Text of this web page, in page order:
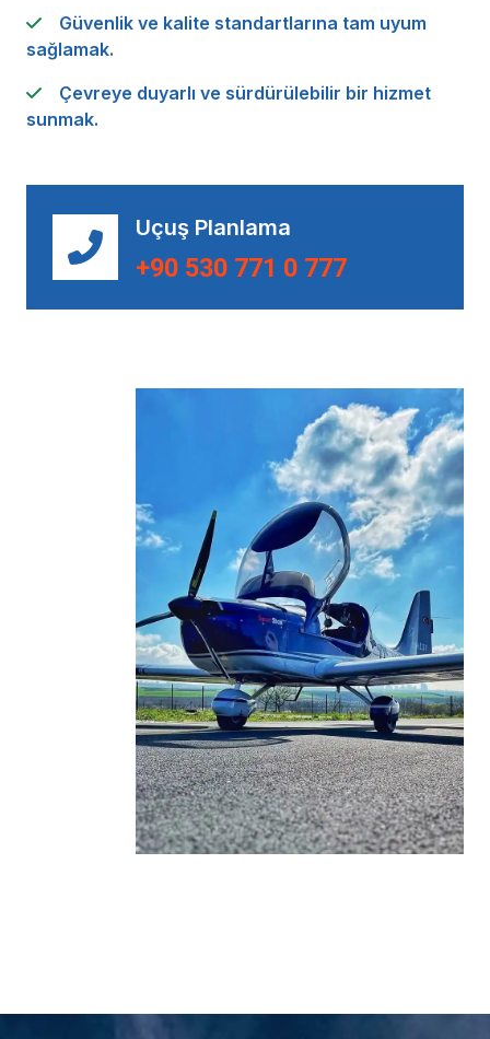
Güvenlik ve kalite standartlarına tam uyum
sağlamak.
Çevreye duyarlı ve sürdürülebilir bir hizmet
sunmak.
Uçuş Planlama
+90 530 771 0 777